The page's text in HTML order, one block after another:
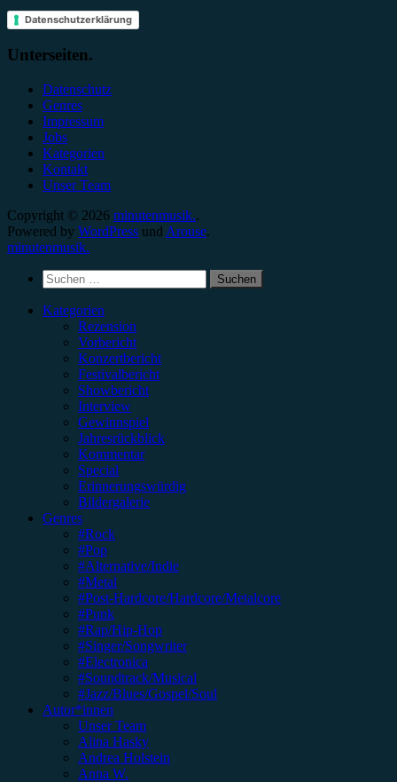
Datenschutzerklärung
Unterseiten.
Datenschutz
Genres
Impressum
Jobs
Kategorien
Kontakt
Unser Team
Copyright © 2026 minutenmusik..
Powered by WordPress und Arouse.
minutenmusik.
Suchen
nach:
Kategorien
Rezension
Vorbericht
Konzertbericht
Festivalbericht
Showbericht
Interview
Gewinnspiel
Jahresrückblick
Kommentar
Special
Erinnerungswürdig
Bildergalerie
Genres
#Rock
#Pop
#Alternative/Indie
#Metal
#Post-Hardcore/Hardcore/Metalcore
#Punk
#Rap/Hip-Hop
#Singer/Songwriter
#Electronica
#Soundtrack/Musical
#Jazz/Blues/Gospel/Soul
Autor*innen
Unser Team
Alina Hasky
Andrea Holstein
Anna W.